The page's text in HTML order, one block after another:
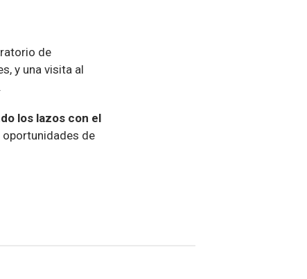
de
y una visita al
.
los lazos con el
oportunidades de